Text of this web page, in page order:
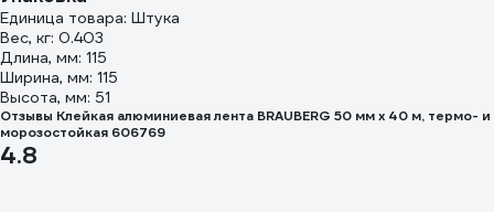
Единица товара: Штука
Вес, кг: 0.403
Длина, мм: 115
Ширина, мм: 115
Высота, мм: 51
Отзывы Клейкая алюминиевая лента BRAUBERG 50 мм х 40 м, термо- и
морозостойкая 606769
4.8